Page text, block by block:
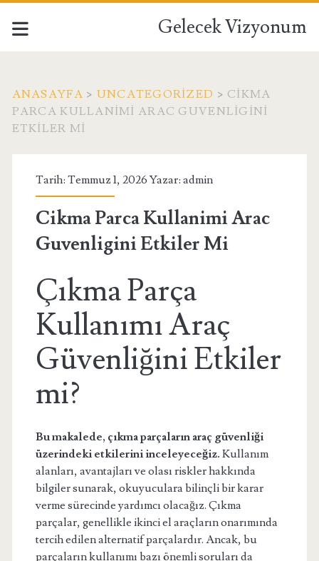
Gelecek Vizyonum
ANASAYFA > UNCATEGORIZED > CIKMA
PARCA KULLANIMI ARAC GUVENLIGINI
ETKILER MI
Tarih: Temmuz 1, 2026 Yazar: admin
Cikma Parca Kullanimi Arac
Guvenligini Etkiler Mi
Çıkma Parça
Kullanımı Araç
Güvenliğini Etkiler
mi?
Bu makalede, çıkma parçaların araç güvenliği
üzerindeki etkilerini inceleyeceğiz. Kullanım
alanları, avantajları ve olası riskler hakkında
bilgiler sunarak, okuyuculara bilinçli bir karar
verme sürecinde yardımcı olacağız. Çıkma
parçalar, genellikle ikinci el araçların onarımında
tercih edilen alternatif parçalardır. Ancak, bu
parçaların kullanımı bazı önemli soruları da